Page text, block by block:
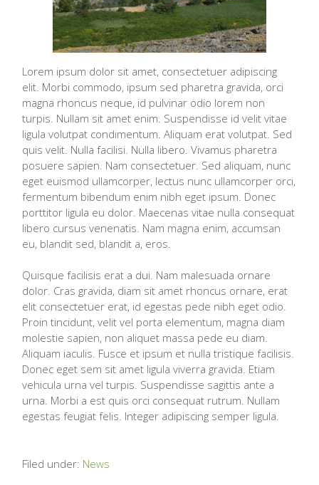
Lorem ipsum dolor sit amet, consectetuer adipiscing
elit. Morbi commodo, ipsum sed pharetra gravida, orci
magna rhoncus neque, id pulvinar odio lorem non
turpis. Nullam sit amet enim. Suspendisse id velit vitae
ligula volutpat condimentum. Aliquam erat volutpat. Sed
quis velit. Nulla facilisi. Nulla libero. Vivamus pharetra
posuere sapien. Nam consectetuer. Sed aliquam, nunc
eget euismod ullamcorper, lectus nunc ullamcorper orci,
fermentum bibendum enim nibh eget ipsum. Donec
porttitor ligula eu dolor. Maecenas vitae nulla consequat
libero cursus venenatis. Nam magna enim, accumsan
eu, blandit sed, blandit a, eros.
Quisque facilisis erat a dui. Nam malesuada ornare
dolor. Cras gravida, diam sit amet rhoncus ornare, erat
elit consectetuer erat, id egestas pede nibh eget odio.
Proin tincidunt, velit vel porta elementum, magna diam
molestie sapien, non aliquet massa pede eu diam.
Aliquam iaculis. Fusce et ipsum et nulla tristique facilisis.
Donec eget sem sit amet ligula viverra gravida. Etiam
vehicula urna vel turpis. Suspendisse sagittis ante a
urna. Morbi a est quis orci consequat rutrum. Nullam
egestas feugiat felis. Integer adipiscing semper ligula.
Filed under: News